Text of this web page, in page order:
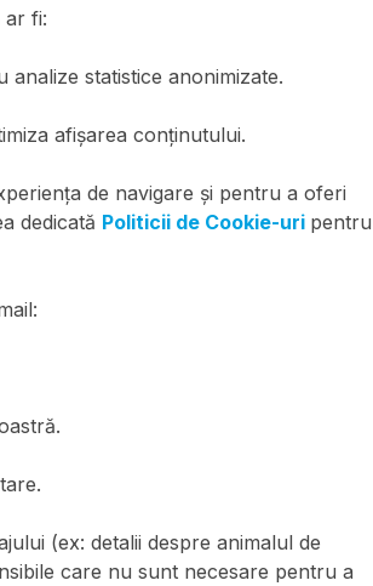
ar fi:
statistice anonimizate.
afișarea conținutului.
de navigare și pentru a oferi
dedicată Politicii de Cookie-uri pentru
(ex: detalii despre animalul de
care nu sunt necesare pentru a